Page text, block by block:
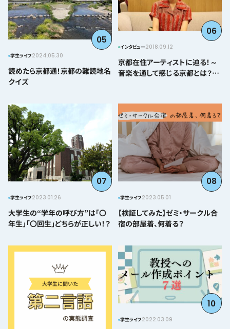
05
学生ライフ2024.05.30
読めたら京都通！京都の難読地名
クイズ
06
インタビュー2018.09.12
京都在住アーティストに迫る！～
音楽を通して感じる京都とは？＠
07
学生ライフ2023.01.26
大学生の“学年の呼び方”は「〇
年生」「〇回生」どちらが正しい！？
08
学生ライフ2023.05.01
【検証してみた】ゼミ・サークル合
宿の部屋着、何着る？
10
学生ライフ2022.03.09